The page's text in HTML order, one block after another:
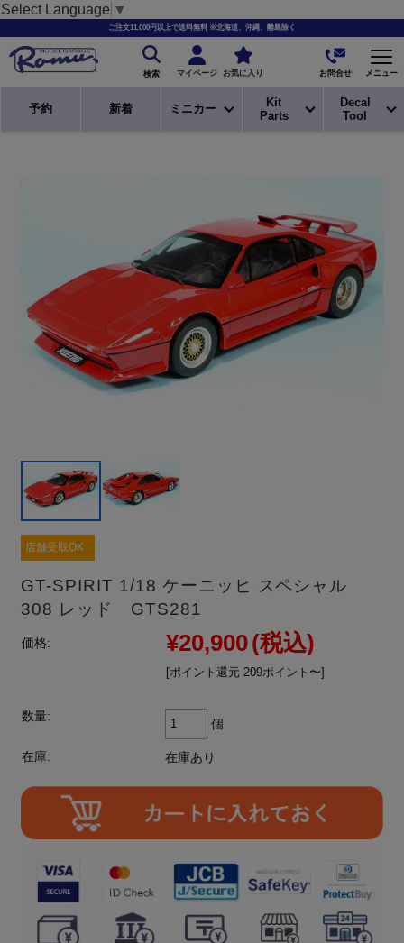
Select Language ▼
ご注文11,000円以上で送料無料 ※北海道、沖縄、離島除く
検索 マイページ お気に入り お問合せ メニュー
予約 新着 ミニカー
Kit
Parts
Decal
Tool
店舗受取OK
GT-SPIRIT 1/18 ケーニッヒ スペシャル
308 レッド GTS281
価格: ¥20,900(税込)
[ポイント還元 209ポイント〜]
数量:
個
在庫: 在庫あり